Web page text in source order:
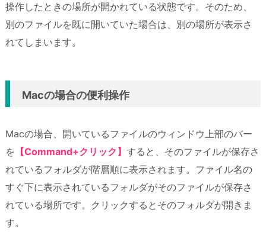
操作したときの場所が開かれている状態です。そのため、
別のファイルを既に開いていた場合は、別の場所が表示さ
れてしまいます。
Macの場合の便利操作
Macの場合、開いているファイルのウィンドウ上部のバー
を 【Command+クリック】 すると、そのファイルが保存さ
れているフォルダが階層順に表示されます。ファイル名の
すぐ下に表示されているフォルダがそのファイルが保存さ
れている場所です。クリックするとそのフォルダが開きま
す。